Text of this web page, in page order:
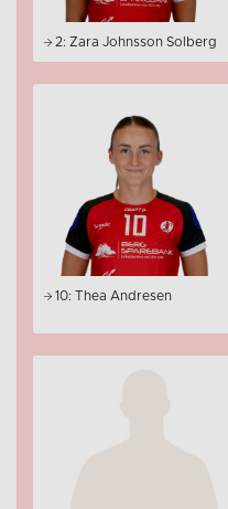
2: Zara Johnsson Solberg
10: Thea Andresen